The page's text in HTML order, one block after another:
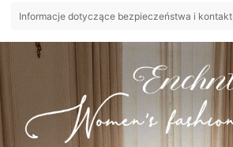
Informacje dotyczące bezpieczeństwa i kontakt